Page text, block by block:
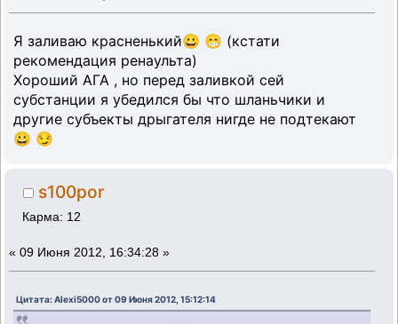
Я заливаю красненький😀 😁 (кстати
рекомендация ренаульта)
Хороший АГА , но перед заливкой сей
субстанции я убедился бы что шланьчики и
другие субъекты дрыгателя нигде не подтекают
😀 😏
s100por
Карма: 12
« 09 Июня 2012, 16:34:28 »
Цитата: Alexi5000 от 09 Июня 2012, 15:12:14